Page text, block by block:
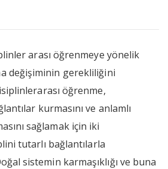
arası öğrenmeye yönelik
değişiminin gerekliliğini
öğrenme,
kurmasını ve anlamlı
sağlamak için iki
tutarlı bağlantılarla
sistemin karmaşıklığı ve buna